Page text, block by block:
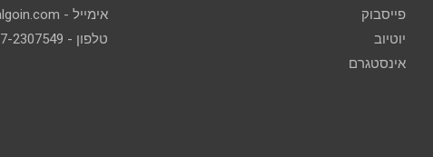
פייסבוק
יוטיוב
אינסטגרם
אימייל - contact@algoin.com
טלפון - 077-2307549